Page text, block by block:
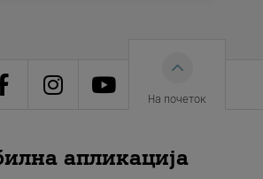
На почеток
апликација